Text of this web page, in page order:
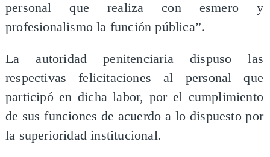
personal que realiza con esmero y
profesionalismo la función pública”.
La autoridad penitenciaria dispuso las
respectivas felicitaciones al personal que
participó en dicha labor, por el cumplimiento
de sus funciones de acuerdo a lo dispuesto por
la superioridad institucional.